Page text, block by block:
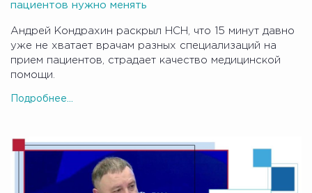
пациентов нужно менять
Андрей Кондрахин раскрыл НСН, что 15 минут давно
уже не хватает врачам разных специализаций на
прием пациентов, страдает качество медицинской
помощи.
Подробнее...